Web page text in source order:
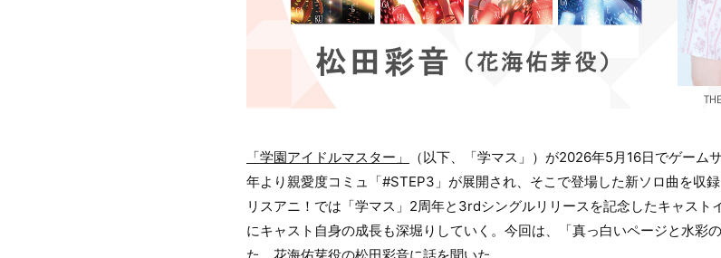
「学園アイドルマスター」
（以下、「学マス」）が2026年5月16日でゲーム
年より親愛度コミュ「#STEP3」が展開され、そこで登場した新ソロ曲を収
リスアニ！では「学マス」2周年と3rdシングルリリースを記念したキャスト
にキャスト自身の成長も深堀りしていく。今回は、「真っ白いページと水彩